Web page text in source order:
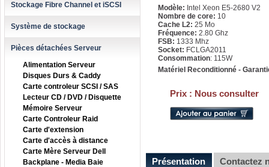
Stockage Fibre Channel et iSCSI
Système de stockage
Pièces détachées Serveur
Alimentation Serveur
Disques Durs & Caddy
Carte controleur SCSI / SAS
Lecteur CD / DVD / Disquette
Mémoire Serveur
Carte Controleur Raid
Carte d'extension
Carte d'accès à distance
Carte Mère Serveur Dell
Backplane - Media Baie
Modèle: Intel Xeon E5-2680 V2
Nombre de core: 10
Cache L2: 25 Mo
Fréquence: 2.80 Ghz
FSB: 1333 Mhz
Socket: FCLGA2011
Consommation: 115W
Matériel Reconditionné -
Prix : Nous consulter
Présentation Contactez